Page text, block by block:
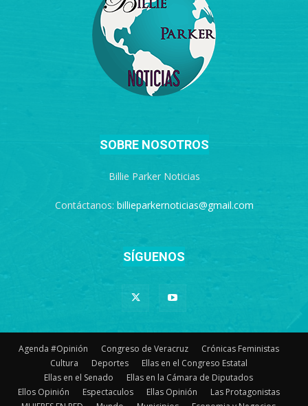
SOBRE NOSOTROS
Billie Parker Noticias
Contáctanos: billieparkernoticias@gmail.com
SÍGUENOS
Agenda #Opinión Congreso de Veracruz
Crónicas Feministas
Cultura
Deportes
Ellas en el Congreso Estatal
Ellas en el Senado
Ellas en la Cámara de Diputados
Ellos Opinión
Espectaculos Ellas Opinión
Las Protagonistas